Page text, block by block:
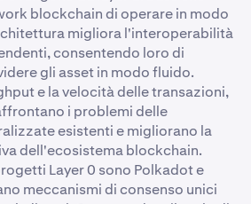
blockchain di operare in modo
migliora l'interoperabilità
consentendo loro di
gli asset in modo fluido.
e la velocità delle transazioni,
i problemi delle
esistenti e migliorano la
dell'ecosistema blockchain.
Layer 0 sono Polkadot e
meccanismi di consenso unici